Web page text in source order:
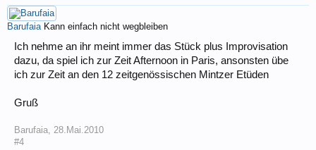
Barufaia Kann einfach nicht wegbleiben
Ich nehme an ihr meint immer das Stück plus Improvisation
dazu, da spiel ich zur Zeit Afternoon in Paris, ansonsten übe
ich zur Zeit an den 12 zeitgenössischen Mintzer Etüden
Gruß
Barufaia, 28.Mai.2010
#4